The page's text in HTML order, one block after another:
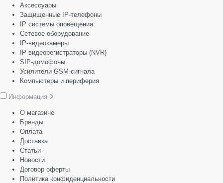
Аксессуары
Защищенные IP-телефоны
IP системы оповещения
Сетевое оборудование
IP-видеокамеры
IP-видеорегистраторы (NVR)
SIP-домофоны
Усилители GSM-сигнала
Компьютеры и периферия
Информация
О магазине
Бренды
Оплата
Доставка
Статьи
Новости
Договор оферты
Политика конфиденциальности